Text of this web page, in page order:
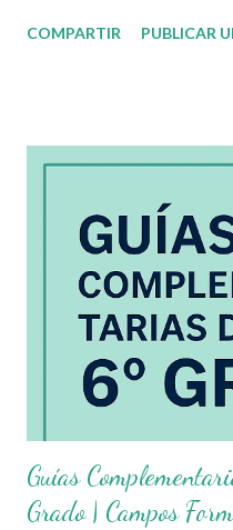
complementarias de repaso
, o incluso en guardería en
Como docentes de primaria,
organizados y diseñados
fundamental. Hoy
excelentes Guías
Primaria , elaboradas con
cuatro campos formativos
COMPARTIR PUBLICAR
Guías
Grado | Campos